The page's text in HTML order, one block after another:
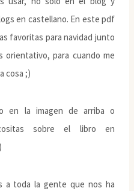
en castellano. En este pdf
favoritas para navidad junto
orientativo, para cuando me
cosa ;)
en la imagen de arriba o
sobre el libro en
a toda la gente que nos ha